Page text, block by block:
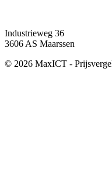
Industrieweg 36
3606 AS Maarssen
© 2026 MaxICT -